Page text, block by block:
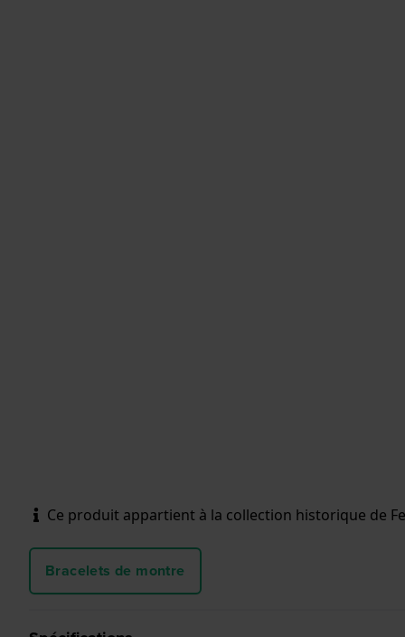
Ce produit appartient à la collection historique de
Bracelets de montre